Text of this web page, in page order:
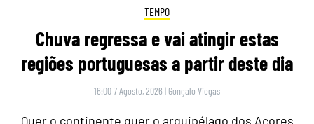
TEMPO
Chuva regressa e vai atingir estas
regiões portuguesas a partir deste dia
16:00 7 Agosto, 2026 | Gonçalo Viegas
Quer o continente quer o arquipélago dos Açores